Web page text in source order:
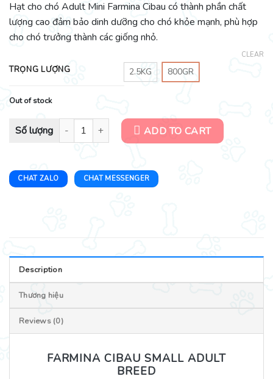
Hạt cho chó Adult Mini Farmina Cibau có thành phần chất
lượng cao đảm bảo dinh dưỡng cho chó khỏe mạnh, phù hợp
cho chó trưởng thành các giống nhỏ.
TRỌNG LƯỢNG 2.5KG 800GR
CLEAR
Out of stock
Hạt cho chó - Hạt Farmina Cibau - Dành cho chó lớn giống nhỏ
ADD TO CART
CHAT ZALO CHAT MESSENGER
Description
Thương hiệu
Reviews (0)
FARMINA CIBAU SMALL ADULT
BREED